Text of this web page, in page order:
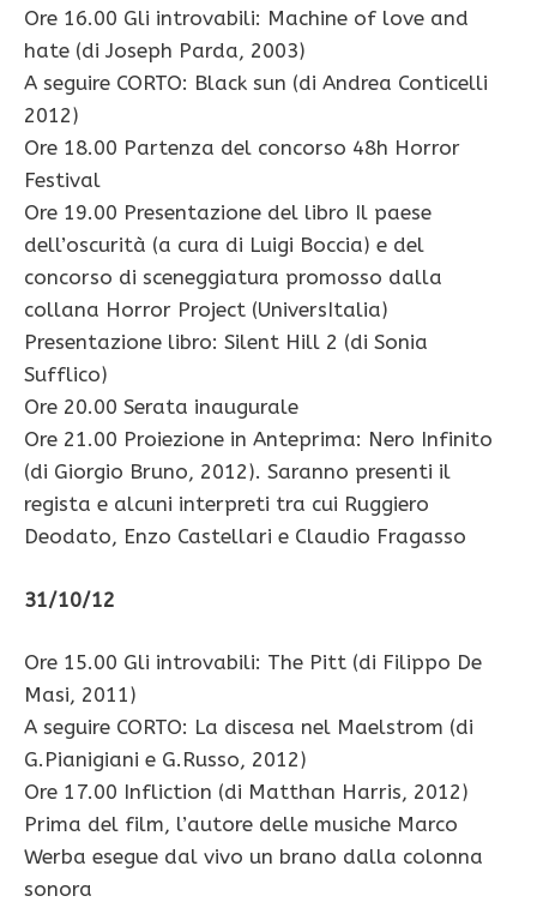
Ore 16.00 Gli introvabili: Machine of love and
hate (di Joseph Parda, 2003)
A seguire CORTO: Black sun (di Andrea Conticelli
2012)
Ore 18.00 Partenza del concorso 48h Horror
Festival
Ore 19.00 Presentazione del libro Il paese
dell’oscurità (a cura di Luigi Boccia) e del
concorso di sceneggiatura promosso dalla
collana Horror Project (UniversItalia)
Presentazione libro: Silent Hill 2 (di Sonia
Sufflico)
Ore 20.00 Serata inaugurale
Ore 21.00 Proiezione in Anteprima: Nero Infinito
(di Giorgio Bruno, 2012). Saranno presenti il
regista e alcuni interpreti tra cui Ruggiero
Deodato, Enzo Castellari e Claudio Fragasso
31/10/12
Ore 15.00 Gli introvabili: The Pitt (di Filippo De
Masi, 2011)
A seguire CORTO: La discesa nel Maelstrom (di
G.Pianigiani e G.Russo, 2012)
Ore 17.00 Infliction (di Matthan Harris, 2012)
Prima del film, l’autore delle musiche Marco
Werba esegue dal vivo un brano dalla colonna
sonora